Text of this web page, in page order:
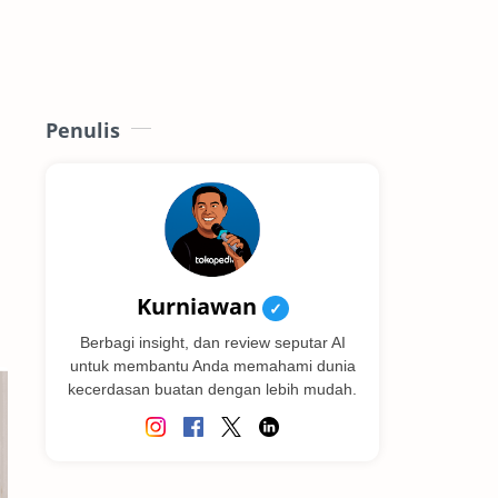
Penulis
Kurniawan ✓
Berbagi insight, dan review seputar AI
untuk membantu Anda memahami dunia
kecerdasan buatan dengan lebih mudah.